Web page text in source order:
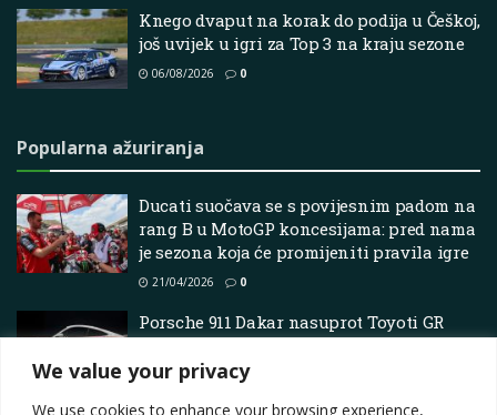
We value your privacy
We use cookies to enhance your browsing experience,
Knego dvaput na korak do podija u Češkoj,
još uvijek u igri za Top 3 na kraju sezone
06/08/2026 0
Popularna ažuriranja
Ducati suočava se s povijesnim padom na
rang B u MotoGP koncesijama: pred nama
je sezona koja će promijeniti pravila igre
21/04/2026 0
Porsche 911 Dakar nasuprot Toyoti GR
Supra: Legenda uličnih utrka susreće
ludilo off-road superautomobila